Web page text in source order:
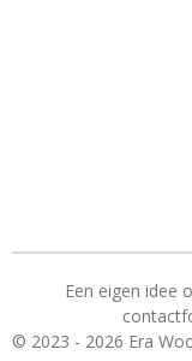
Een eigen idee
© 2023 - 2026 Era